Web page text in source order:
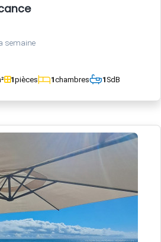
semaine
1pièces 1chambres 1SdB